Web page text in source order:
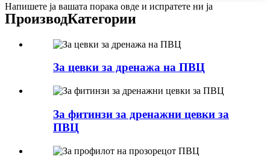
Напишете ја вашата порака овде и испратете ни ја
ПроизводКатегории
За цевки за дренажа на ПВЦ
За фитинзи за дренажни цевки за
ПВЦ